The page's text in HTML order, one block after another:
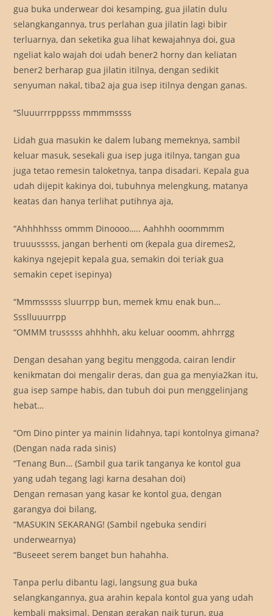
gua buka underwear doi kesamping, gua jilatin dulu
selangkangannya, trus perlahan gua jilatin lagi bibir
terluarnya, dan seketika gua lihat kewajahnya doi, gua
ngeliat kalo wajah doi udah bener2 horny dan keliatan
bener2 berharap gua jilatin itilnya, dengan sedikit
senyuman nakal, tiba2 aja gua isep itilnya dengan ganas.
“Sluuurrrpppsss mmmmssss
Lidah gua masukin ke dalem lubang memeknya, sambil
keluar masuk, sesekali gua isep juga itilnya, tangan gua
juga tetao remesin taloketnya, tanpa disadari. Kepala gua
udah dijepit kakinya doi, tubuhnya melengkung, matanya
keatas dan hanya terlihat putihnya aja,
“Ahhhhhsss ommm Dinoooo….. Aahhhh ooommmm
truuusssss, jangan berhenti om (kepala gua diremes2,
kakinya ngejepit kepala gua, semakin doi teriak gua
semakin cepet isepinya)
“Mmmsssss sluurrpp bun, memek kmu enak bun…
Ssslluuurrpp
“OMMM trusssss ahhhhh, aku keluar ooomm, ahhrrgg
Dengan desahan yang begitu menggoda, cairan lendir
kenikmatan doi mengalir deras, dan gua ga menyia2kan itu,
gua isep sampe habis, dan tubuh doi pun menggelinjang
hebat…
“Om Dino pinter ya mainin lidahnya, tapi kontolnya gimana?
(Dengan nada rada sinis)
“Tenang Bun… (Sambil gua tarik tanganya ke kontol gua
yang udah tegang lagi karna desahan doi)
Dengan remasan yang kasar ke kontol gua, dengan
garangya doi bilang,
“MASUKIN SEKARANG! (Sambil ngebuka sendiri
underwearnya)
“Buseeet serem banget bun hahahha.
Tanpa perlu dibantu lagi, langsung gua buka
selangkangannya, gua arahin kepala kontol gua yang udah
kembali maksimal. Dengan gerakan naik turun, gua